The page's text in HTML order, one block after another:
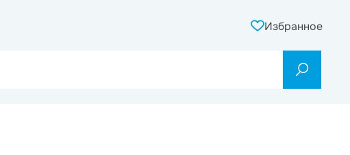
Избранное